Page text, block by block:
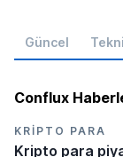
Güncel
Conflux
KRIPTO PARA
Kripto para